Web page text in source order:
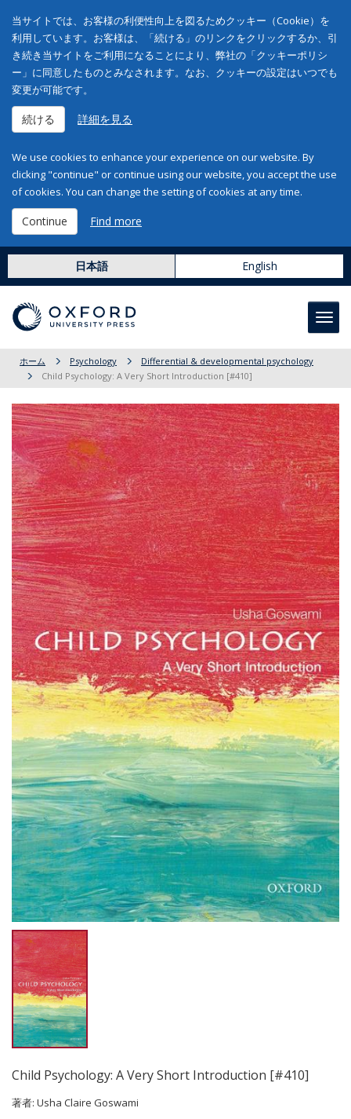
当サイトでは、お客様の利便性向上を図るためクッキー（Cookie）を
利用しています。お客様は、「続ける」のリンクをクリックするか、引
き続き当サイトをご利用になることにより、弊社の「クッキーポリシ
ー」に同意したものとみなされます。なお、クッキーの設定はいつでも
変更が可能です。
続ける 詳細を見る
We use cookies to enhance your experience on our website. By
clicking "continue" or continue using our website, you accept the use
of cookies. You can change the setting of cookies at any time.
Continue Find more
日本語 English
ホーム Psychology
Differential & developmental psychology
Child Psychology: A Very Short Introduction [#410]
Child Psychology: A Very Short Introduction [#410]
著者: Usha Claire Goswami